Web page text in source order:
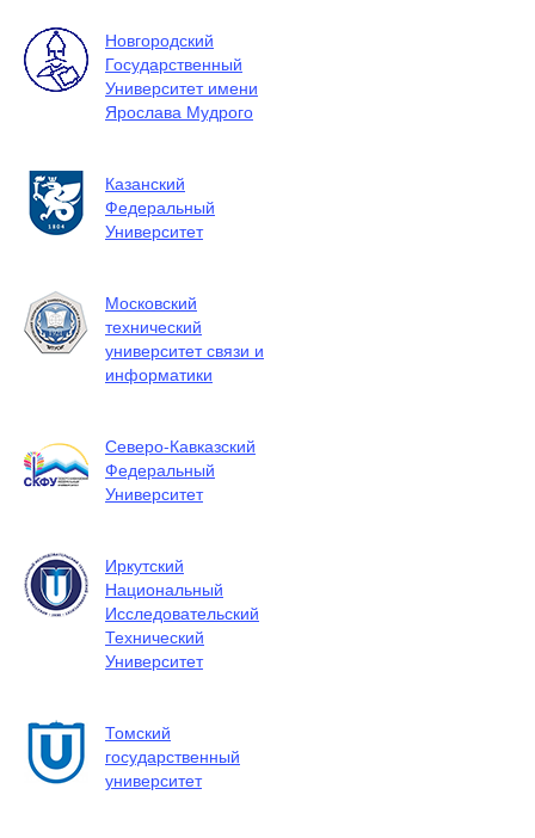
Новгородский
Государственный
Университет имени
Ярослава Мудрого
Казанский
Федеральный
Университет
Московский
технический
университет связи и
информатики
Северо-Кавказский
Федеральный
Университет
Иркутский
Национальный
Исследовательский
Технический
Университет
Томский
государственный
университет